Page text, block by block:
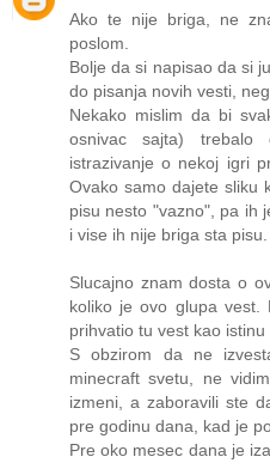
Ako te nije briga, ne
poslom.
Bolje da si napisao da si
do pisanja novih vesti,
Nekako mislim da bi
osnivac sajta)
istrazivanje o nekoj igri
Ovako samo dajete sliku
pisu nesto "vazno", pa ih
i vise ih nije briga sta pisu.
Slucajno znam dosta o
koliko je ovo glupa vest.
prihvatio tu vest kao
S obzirom da ne
minecraft svetu, ne
izmeni, a zaboravili ste
pre godinu dana, kad je
Pre oko mesec dana je